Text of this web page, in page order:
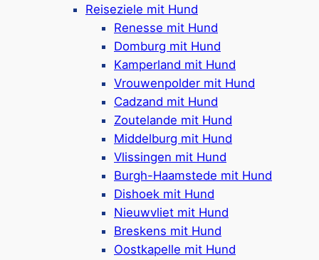
Reiseziele mit Hund
Renesse mit Hund
Domburg mit Hund
Kamperland mit Hund
Vrouwenpolder mit Hund
Cadzand mit Hund
Zoutelande mit Hund
Middelburg mit Hund
Vlissingen mit Hund
Burgh-Haamstede mit Hund
Dishoek mit Hund
Nieuwvliet mit Hund
Breskens mit Hund
Oostkapelle mit Hund
geräumigen Ferienhäusern für Familien oder
Gruppen. Wer sich für Roompot in Oostkapelle
entscheidet, findet also garantiert die passende
Unterkunft.
Aktivitäten & mehr – Die
Umgebung der Roompot-
Parks in Oostkapelle